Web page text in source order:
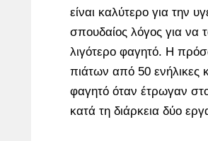
είναι καλύτερο για την
σπουδαίος λόγος για να
λιγότερο φαγητό. Η
πιάτων από 50 ενήλικες
φαγητό όταν έτρωγαν
κατά τη διάρκεια δύο